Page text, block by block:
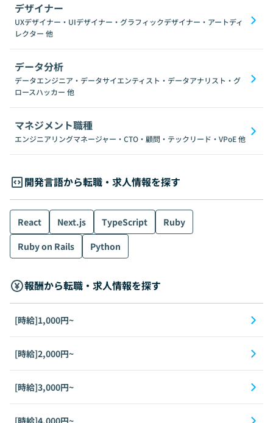
デザイナー
UXデザイナー・UIデザイナー・グラフィックデザイナー・アートディ
レクター 他
データ分析
データエンジニア・データサイエンティスト・データアナリスト・グ
ロースハッカー 他
マネジメント職種
エンジニアリングマネージャー・CTO・顧問・テックリード・VPoE他
開発言語から転職・求人情報を探す
React Next.js TypeScript
Ruby
Ruby on Rails
Python
報酬から転職・求人情報を探す
[時給]1,000円~
[時給]2,000円~
[時給]3,000円~